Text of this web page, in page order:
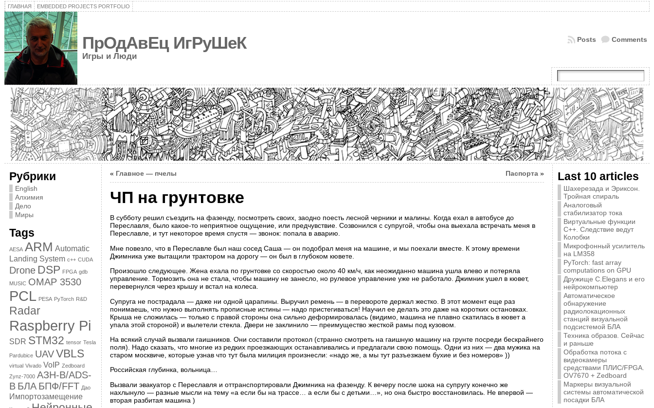
ГЛАВНАЯ EMBEDDED PROJECTS PORTFOLIO
ПрОдАвЕц ИгРуШеК
Игры и Люди
Comments
Posts
Рубрики
English
Алхимия
Дело
Миры
Tags
AESA ARM Automatic
Landing System c++ CUDA
Drone DSP FPGA gdb
MUSIC OMAP 3530
PCL PESA PyTorch R&D
Radar
Raspberry Pi
SDR STM32 tensor Tesla
Pardubice UAVVBLS
virtual Vivado VoIP Zedboard
Zynz-7000 АЗН-В/ADS-
B БЛА БПФ/FFT Дао
Импортозамещение
« Главное — пчелы Паспорта»
ЧП на грунтовке
В субботу решил съездить на фазенду, посмотреть своих, заодно поесть лесной черники и малины. Когда ехал в автобусе до
Переславля, было какое-то неприятное ощущение, или предчувствие. Созвонился с супругой, чтобы она выехала встречать меня в
Переславле, и тут некоторое время спустя — звонок: попала в аварию.
Мне повезло, что в Переславле был наш сосед Саша — он подобрал меня на машине, и мы поехали вместе. К этому времени
Джимника уже вытащили трактором на дорогу — он был в глубоком кювете.
Произошло следующее. Жена ехала по грунтовке со скоростью около 40 км/ч, как неожиданно машина ушла влево и потеряла
управление. Тормозить она не стала, чтобы машину не занесло, но рулевое управление уже не работало. Джимник ушел в кювет,
перевернулся через крышу и встал на колеса.
Супруга не пострадала — даже ни одной царапины. Выручил ремень — в перевороте держал жестко. В этот момент еще раз
понимаешь, что нужно выполнять прописные истины — надо пристегиваться! Научил ее делать это даже на коротких остановках.
Крыша не сложилась — только с правой стороны она сильно деформировалась (видимо, машина не плавно скатилась в кювет а
упала этой стороной) и вылетели стекла. Двери не заклинило — преимущество жесткой рамы под кузовом.
На всякий случай вызвали гаишников. Они составили протокол (странно смотреть на гаишную машину на грунте посреди бескрайнего
поля). Надо сказать, что многие из редких проезжающих останавливались и предлагали свою помощь. Одни из них — два мужика на
старом москвиче, которые узнав что тут была милиция произнесли: «надо же, а мы тут разъезжаем бухие и без номеров» ))
Российская глубинка, вольница…
Вызвали эвакуатор с Переславля и оттранспортировали Джимника на фазенду. К вечеру после шока на супругу конечно же
нахлынуло — разные мысли на тему «а если бы на трассе… а если бы с детьми…», но она быстро восстановилась. Не впервой —
вторая разбитая машина )
Last 10 articles
Шахерезада и Эриксон.
Тройная спираль
Аналоговый
стабилизатор тока
Виртуальные функции
C++. Следствие ведут
Колобки
Микрофонный усилитель
на LM358
PyTorch: fast array
computations on GPU
Дружище C.Elegans и его
нейрокомпьютер
Автоматическое
обнаружение
радиолокационных
станций визуальной
подсистемой БЛА
Техника образов. Сейчас
и раньше
Обработка потока с
видеокамеры
средствами ПЛИС/FPGA.
OV7670 + Zedboard
Маркеры визуальной
системы автоматической
посадки БЛА